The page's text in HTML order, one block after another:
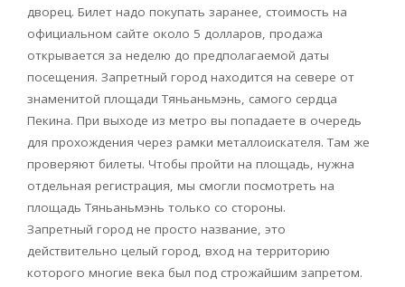
дворец. Билет надо покупать заранее, стоимость на
официальном сайте около 5 долларов, продажа
открывается за неделю до предполагаемой даты
посещения. Запретный город находится на севере от
знаменитой площади Тяньаньмэнь, самого сердца
Пекина. При выходе из метро вы попадаете в очередь
для прохождения через рамки металлоискателя. Там же
проверяют билеты. Чтобы пройти на площадь, нужна
отдельная регистрация, мы смогли посмотреть на
площадь Тяньаньмэнь только со стороны.
Запретный город не просто название, это
действительно целый город, вход на территорию
которого многие века был под строжайшим запретом.